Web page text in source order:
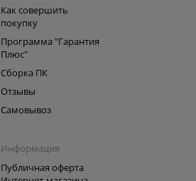
Как совершить
покупку
Программа "Гарантия
Плюс"
Сборка ПК
Отзывы
Самовывоз
Информация
Публичная оферта